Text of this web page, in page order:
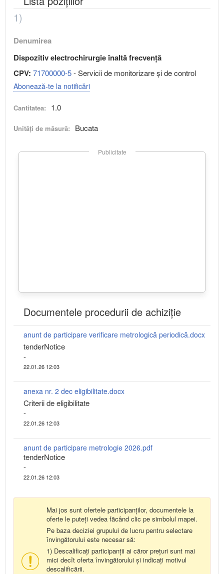
1)
Denumirea
Dispozitiv electrochirurgie înaltă frecvență
CPV: 71700000-5- Servicii de monitorizare şi de control
Abonează-te la notificări
Cantitatea: 1.0
Unități de măsură: Bucata
Publicitate
Documentele procedurii de achiziție
anunt de participare verificare metrologică periodică.docx
tenderNotice
-
22.01.26 12:03
anexa nr. 2 dec eligibilitate.docx
Criterii de eligibilitate
-
22.01.26 12:03
anunt de participare metrologie 2026.pdf
tenderNotice
-
22.01.26 12:03
Mai jos sunt ofertele participanților, documentele la
oferte le puteți vedea făcând clic pe simbolul mapei.
Pe baza deciziei grupului de lucru pentru selectare
învingătorului este necesar să:
1) Descalificați participanții ai căror prețuri sunt mai
mici decît oferta învingătorului și indicați motivul
descalificării.